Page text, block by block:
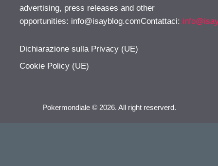
advertising, press releases and other
opportunities: info@isayblog.comContattaci:
Dichiarazione sulla Privacy (UE)
Cookie Policy (UE)
Pokermondiale © 2026. All right reserverd.